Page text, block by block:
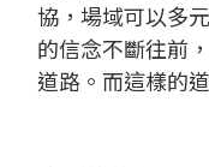
協，場域可以多
的信念不斷往前
道路。而這樣的